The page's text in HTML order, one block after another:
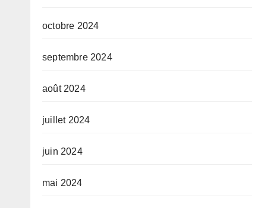
octobre 2024
septembre 2024
août 2024
juillet 2024
juin 2024
mai 2024